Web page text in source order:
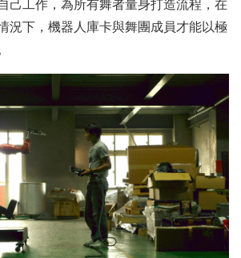
己工作，為所有舞者量身打造流程，在
況下，機器人庫卡與舞團成員才能以極